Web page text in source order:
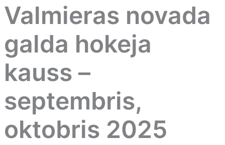
Valmieras novada
galda hokeja
kauss –
septembris,
oktobris 2025